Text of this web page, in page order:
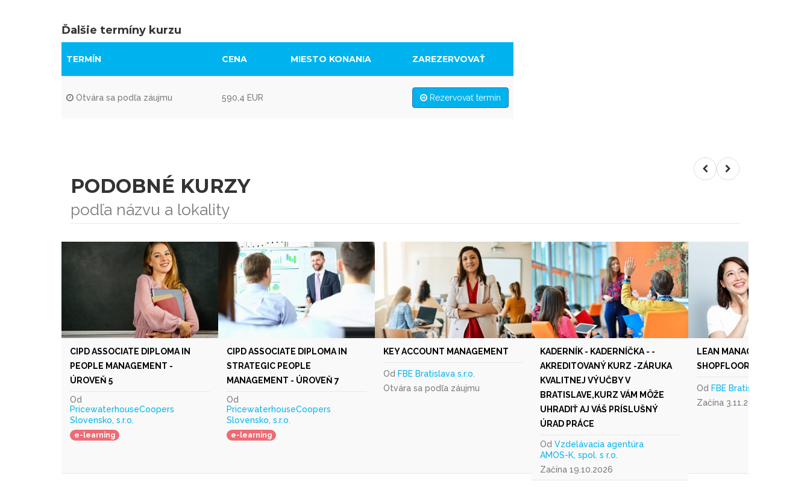
Ďalšie termíny kurzu
TERMÍN CENA MIESTO KONANIA ZAREZERVOVAŤ
Otvára sa podľa záujmu 590,4 EUR Rezervovať termín
PODOBNÉ KURZY
podľa názvu a lokality
CIPD ASSOCIATE DIPLOMA IN
PEOPLE MANAGEMENT -
ÚROVEŇ 5
Od
PricewaterhouseCoopers
Slovensko, s.r.o.
e-learning
CIPD ASSOCIATE DIPLOMA IN
STRATEGIC PEOPLE
MANAGEMENT - ÚROVEŇ 7
Od
PricewaterhouseCoopers
Slovensko, s.r.o.
e-learning
KEY ACCOUNT MANAGEMENT
Od FBE Bratislava s.r.o.
Otvára sa podľa záujmu
KADERNÍK - KADERNÍČKA - -
AKREDITOVANÝ KURZ -ZÁRUKA
KVALITNEJ VÝUČBY V
BRATISLAVE,KURZ VÁM MÔŽE
UHRADIŤ AJ VÁŠ PRÍSLUŠNÝ
ÚRAD PRÁCE
Od Vzdelávacia agentúra
AMOS-K, spol. s r.o.
Začína 19.10.2026
LEAN MANAGEMENT III -
SHOPFLOOR
Od FBE Bratislava s.r.o.
Začína 3.11.2026